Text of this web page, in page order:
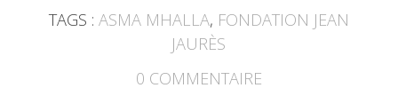
TAGS : ASMA MHALLA, FONDATION JEAN
JAURÈS
0 COMMENTAIRE